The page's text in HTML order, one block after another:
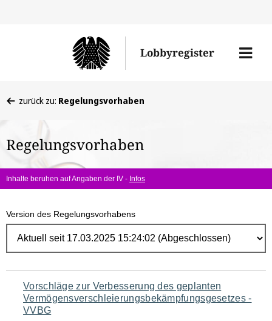
Lobbyregister
Menü
befinden
hier:
zurück zu: Regelungsvorhaben
Regelungsvorhaben
Inhalte beruhen auf Angaben der IV - Infos
Version des Regelungsvorhabens
Navigation
für
Vorschläge zur Verbesserung des geplanten
Vermögensverschleierungsbekämpfungsgesetzes -
VVBG